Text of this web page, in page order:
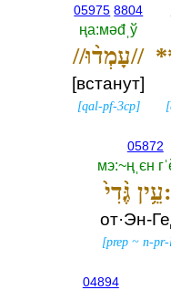
[
05975 8804
ңа:мәđˌў
//עָמְד֨וּ//
[встанут]
[qal-pf-3cp]
05872
мэ:~ңˌєн
גֶּ֨דִי֙
от·Эн-
[prep~ n-pr-
04894